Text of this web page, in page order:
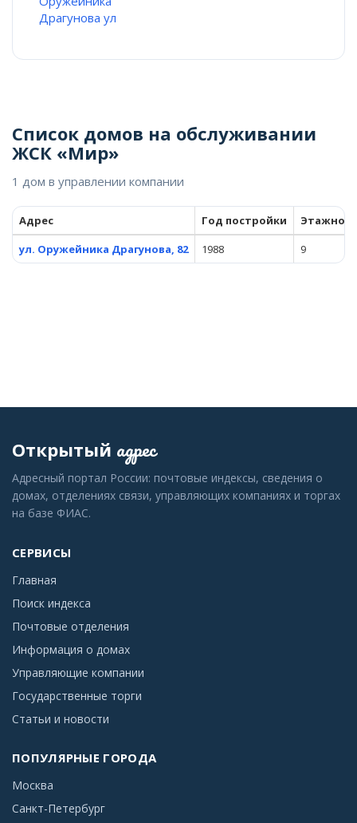
Драгунова ул
Список домов на обслуживании
ЖСК «Мир»
1 дом в управлении компании
Адрес Год постройки
ул. Оружейника Драгунова, 82
1988 9
Открытый адрес
Адресный портал России: почтовые индексы, сведения о
домах, отделениях связи, управляющих компаниях и торгах
на базе ФИАС.
СЕРВИСЫ
Главная
Поиск индекса
Почтовые отделения
Информация о домах
Управляющие компании
Государственные торги
Статьи и новости
ПОПУЛЯРНЫЕ ГОРОДА
Москва
Санкт-Петербург